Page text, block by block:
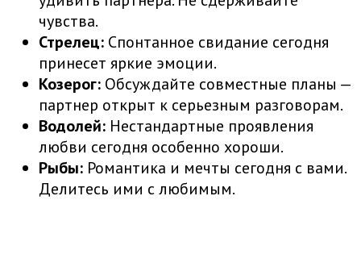
чувства.
Стрелец: Спонтанное свидание сегодня
принесет яркие эмоции.
Козерог: Обсуждайте совместные планы —
партнер открыт к серьезным разговорам.
Водолей: Нестандартные проявления
любви сегодня особенно хороши.
Рыбы: Романтика и мечты сегодня с вами.
Делитесь ими с любимым.